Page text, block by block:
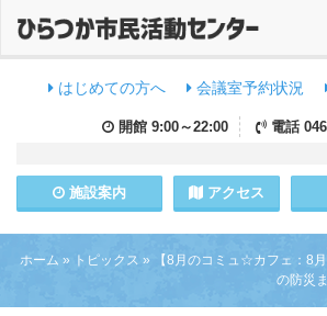
はじめての方へ 会議室予約状況
開館 9:00～22:00 電話
施設案内 アクセス
ホーム » トピックス »
【8月のコミュ☆カフェ：8
の防災